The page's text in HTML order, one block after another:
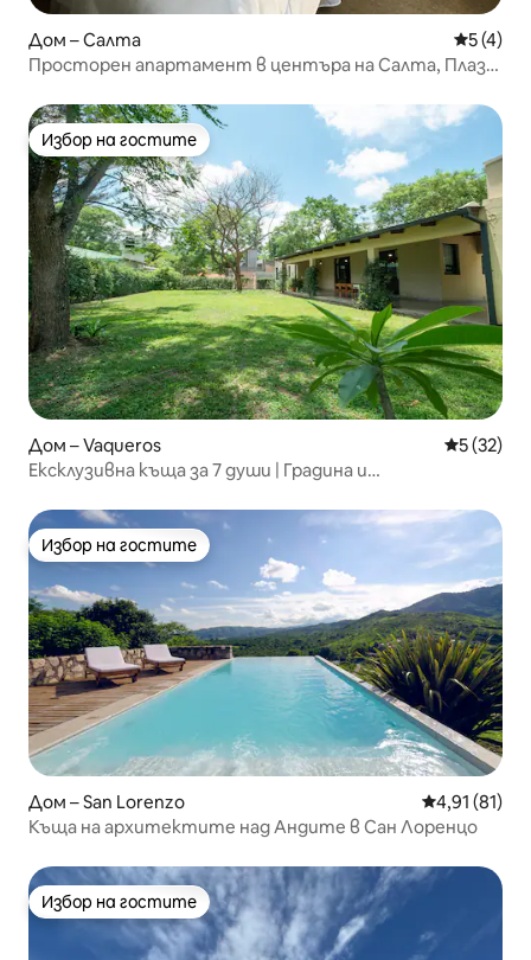
Дом – Салта Средна
5 (4)
Просторен апартамент в центъра на Салта, Плаза
Избор на гостите
Избор на гостите
Дом – Vaqueros Средна
5 (32)
Ексклузивна къща за 7 души | Градина и
Избор на гостите
Избор на гостите
Дом – San Lorenzo Средна
4,91 (81)
Къща на архитектите над Андите в Сан Лоренцо
Избор на гостите
Избор на гостите